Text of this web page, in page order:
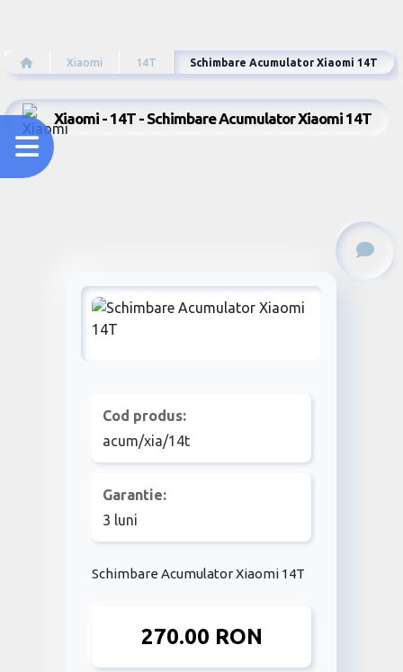
Xiaomi 14T Schimbare Acumulator Xiaomi 14T
Xiaomi - 14T - Schimbare Acumulator Xiaomi 14T
Cod produs:
acum/xia/14t
Garantie:
3 luni
Schimbare Acumulator Xiaomi 14T
270.00 RON